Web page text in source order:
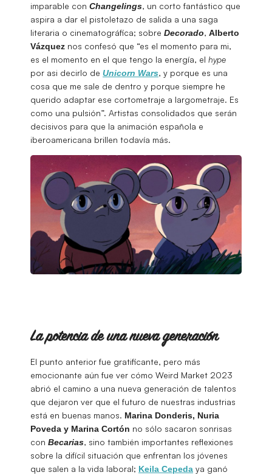
imparable con Changelings, un corto fantástico que
aspira a dar el pistoletazo de salida a una saga
literaria o cinematográfica; sobre Decorado, Alberto
Vázquez nos confesó que “es el momento para mi,
es el momento en el que tengo la energía, el hype
por asi decirlo de Unicorn Wars, y porque es una
cosa que me sale de dentro y porque siempre he
querido adaptar ese cortometraje a largometraje. Es
como una pulsión”. Artistas consolidados que serán
decisivos para que la animación española e
iberoamericana brillen todavía más.
La potencia de una nueva generación
El punto anterior fue gratificante, pero más
emocionante aún fue ver cómo Weird Market 2023
abrió el camino a una nueva generación de talentos
que dejaron ver que el futuro de nuestras industrias
está en buenas manos. Marina Donderis, Nuria
Poveda y Marina Cortón no sólo sacaron sonrisas
con Becarias, sino también importantes reflexiones
sobre la difícil situación que enfrentan los jóvenes
que salen a la vida laboral; Keila Cepeda ya ganó